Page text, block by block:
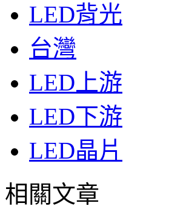
LED背光
台灣
LED上游
LED下游
LED晶片
相關文章